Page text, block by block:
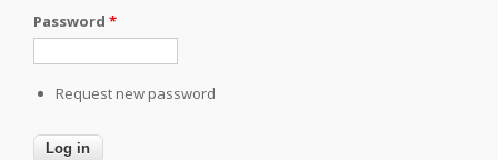
Password *
Request new password